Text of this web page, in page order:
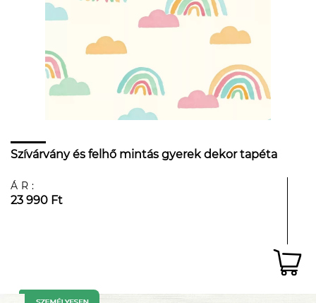
Szívárvány és felhő mintás gyerek dekor tapéta
ÁR:
23 990 Ft